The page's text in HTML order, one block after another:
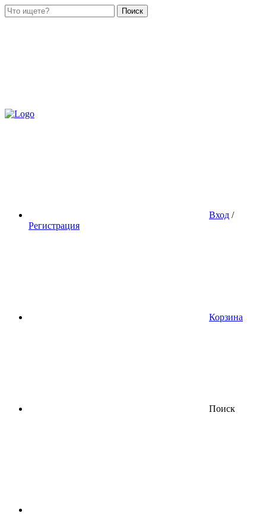
Поиск
Вход /
Регистрация
Корзина
Поиск